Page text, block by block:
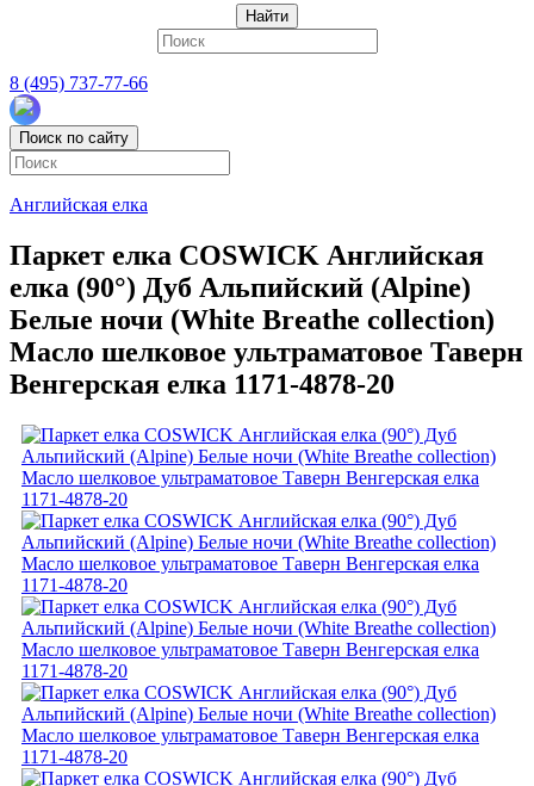
Найти
8 (495) 737-77-66
Поиск по сайту
Английская елка
Паркет елка COSWICK Английская
елка (90°) Дуб Альпийский (Alpine)
Белые ночи (White Breathe collection)
Масло шелковое ультраматовое Таверн
Венгерская елка 1171-4878-20